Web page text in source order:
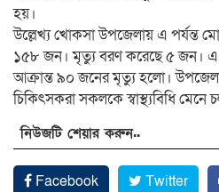
হয়।
উল্লেখ্য খোকসা উপজেলায় এ পর্যন্ত
১৫৮ জন। মৃত্যু বরণ করেছে ৫ জন। এ
আক্রান্ত ৯০ জনের মৃত্যু হলো। উপজেলা
চিকিৎসকরা সকলকে স্বাস্থ্যবিধি মেনে
নিউজটি শেয়ার করুন..
Facebook Twitter